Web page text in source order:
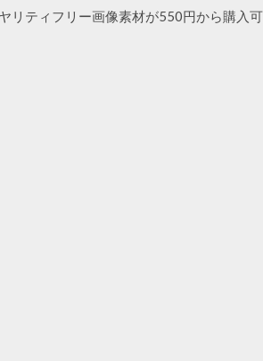
リティフリー画像素材が550円から購入